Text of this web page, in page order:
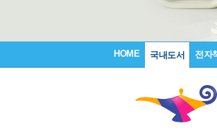
HOME 국내도서 전자